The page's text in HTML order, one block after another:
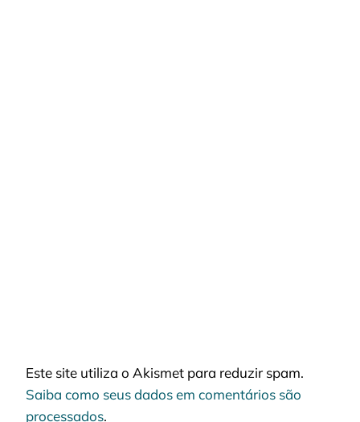
Este site utiliza o Akismet para reduzir spam.
Saiba como seus dados em comentários são
processados.